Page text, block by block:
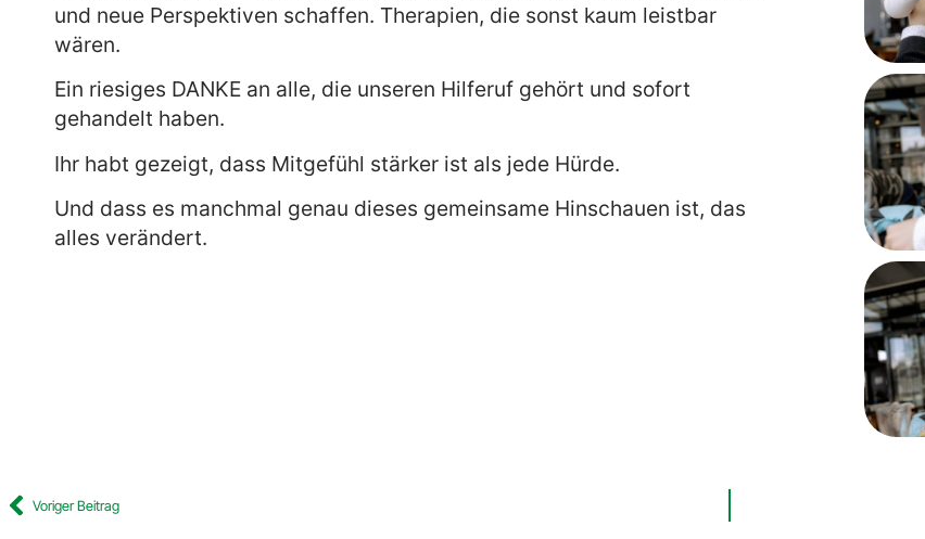
und neue Perspektiven schaffen. Therapien, die sonst kaum leistbar
wären.
Ein riesiges DANKE an alle, die unseren Hilferuf gehört und sofort
gehandelt haben.
Ihr habt gezeigt, dass Mitgefühl stärker ist als jede Hürde.
Und dass es manchmal genau dieses gemeinsame Hinschauen ist, das
alles verändert.
Voriger Beitrag